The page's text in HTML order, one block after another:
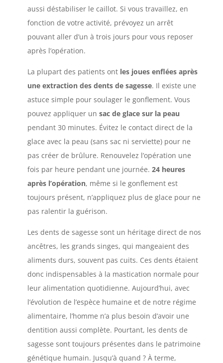
aussi déstabiliser le caillot. Si vous travaillez, en
fonction de votre activité, prévoyez un arrêt
pouvant aller d’un à trois jours pour vous reposer
après l’opération.
La plupart des patients ont les joues enflées après
une extraction des dents de sagesse. Il existe une
astuce simple pour soulager le gonflement. Vous
pouvez appliquer un sac de glace sur la peau
pendant 30 minutes. Évitez le contact direct de la
glace avec la peau (sans sac ni serviette) pour ne
pas créer de brûlure. Renouvelez l’opération une
fois par heure pendant une journée. 24 heures
après l’opération, même si le gonflement est
toujours présent, n’appliquez plus de glace pour ne
pas ralentir la guérison.
Les dents de sagesse sont un héritage direct de nos
ancêtres, les grands singes, qui mangeaient des
aliments durs, souvent pas cuits. Ces dents étaient
donc indispensables à la mastication normale pour
leur alimentation quotidienne. Aujourd’hui, avec
l’évolution de l’espèce humaine et de notre régime
alimentaire, l’homme n’a plus besoin d’avoir une
dentition aussi complète. Pourtant, les dents de
sagesse sont toujours présentes dans le patrimoine
génétique humain. Jusqu’à quand ? À terme,